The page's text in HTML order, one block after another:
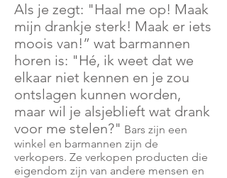
Als je zegt: "Haal me op! Maak
mijn drankje sterk! Maak er iets
moois van!” wat barmannen
horen is: "Hé, ik weet dat we
elkaar niet kennen en je zou
ontslagen kunnen worden,
maar wil je alsjeblieft wat drank
voor me stelen?" Bars zijn een
winkel en barmannen zijn de
verkopers. Ze verkopen producten die
eigendom zijn van andere mensen en